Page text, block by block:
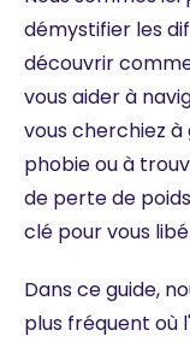
démystifier les
découvrir
vous aider à
vous cherchiez
phobie ou à
de perte de
clé pour vous
Dans ce guide,
plus fréquent où